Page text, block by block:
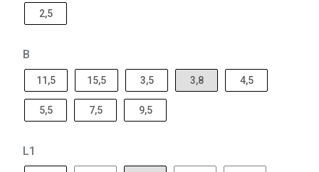
2,5
B
11,5 15,5 3,5 3,8 4,5
5,5 7,5 9,5
L1